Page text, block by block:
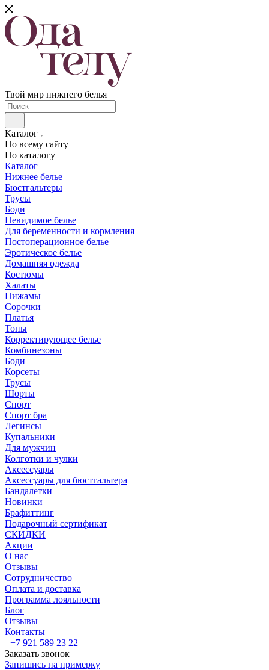
Твой мир нижнего белья
Каталог
По всему сайту
По каталогу
Каталог
Нижнее белье
Бюстгальтеры
Трусы
Боди
Невидимое белье
Для беременности и кормления
Постоперационное белье
Эротическое белье
Домашняя одежда
Костюмы
Халаты
Пижамы
Сорочки
Платья
Топы
Корректирующее белье
Комбинезоны
Боди
Корсеты
Трусы
Шорты
Спорт
Спорт бра
Легинсы
Купальники
Для мужчин
Колготки и чулки
Аксессуары
Аксессуары для бюстгальтера
Бандалетки
Новинки
Брафиттинг
Подарочный сертификат
СКИДКИ
Акции
О нас
Отзывы
Сотрудничество
Оплата и доставка
Программа лояльности
Блог
Отзывы
Контакты
+7 921 589 23 22
Заказать звонок
Запишись на примерку